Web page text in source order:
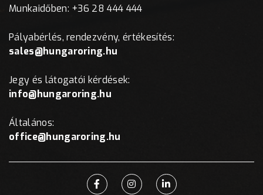
Munkaidőben: +36 28 444 444
Pályabérlés, rendezvény, értékesítés:
sales@hungaroring.hu
Jegy és látogatói kérdések:
info@hungaroring.hu
Általános:
office@hungaroring.hu